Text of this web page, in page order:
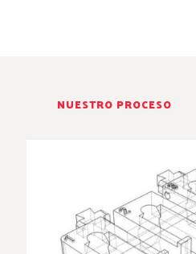
NUESTRO PROCESO